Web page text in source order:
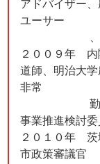
ユーサー
、総務省
２００９年 内
道師、明治大
非常
勤講師、
事業推進検討委
２０１０年 茨
市政策審議官